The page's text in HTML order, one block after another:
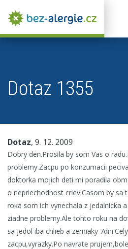
Dotaz 1355
Dotaz, 9. 12. 2009
Dobry den.Prosila by som Vas o
problemy.Zacpu po konzumacii
doktorka mojich deti mi poradila
o nepriechodnost criev.Casom by sa
roka som ich vynechala z jedalnicka
ziadne problemy.Ale tohto roku na
sa jedol iba chlieb a zemiaky
zacpu,vyrazky.Po navrate